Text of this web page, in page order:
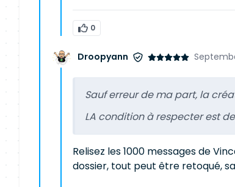
0
Droopyann
Sauf erreur de ma part, la
LA condition à respecter est
Relisez les 1000 messages de
dossier, tout peut être retoqué,